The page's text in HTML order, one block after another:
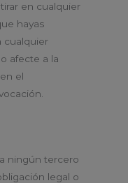
en cualquier
hayas
cualquier
afecte a la
el
ningún tercero
legal o